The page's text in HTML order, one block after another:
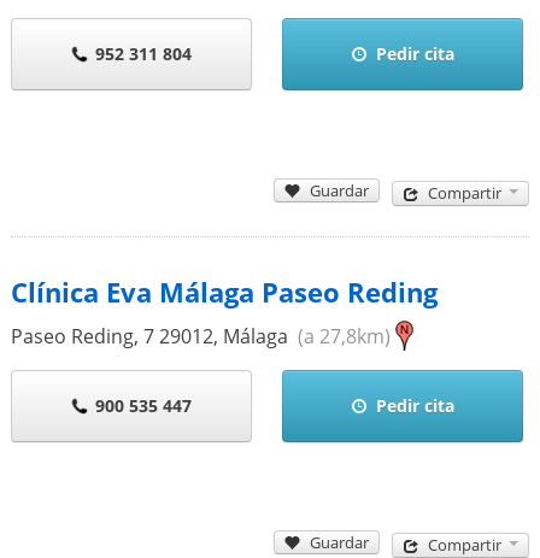
952 311 804 Pedir cita
Guardar Compartir
Clínica Eva Málaga Paseo Reding
Paseo Reding, 729012, Málaga (a 27,8km)
900 535 447 Pedir cita
Guardar Compartir